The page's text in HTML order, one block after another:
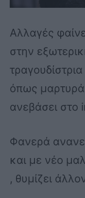
Αλλαγές
στην
όπως μαρτυρά
ανεβάσει στο
Φανερά
και με νέο
, θυμίζει